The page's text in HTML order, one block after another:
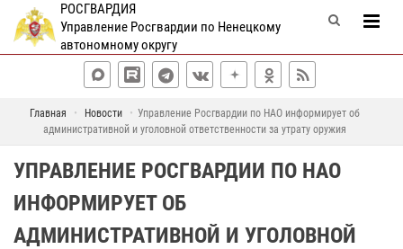
РОСГВАРДИЯ
Управление Росгвардии по Ненецкому
автономному округу
Главная Новости
Управление Росгвардии по НАО информирует об
административной и уголовной ответственности за утрату оружия
УПРАВЛЕНИЕ РОСГВАРДИИ ПО НАО
ИНФОРМИРУЕТ ОБ
АДМИНИСТРАТИВНОЙ И УГОЛОВНОЙ